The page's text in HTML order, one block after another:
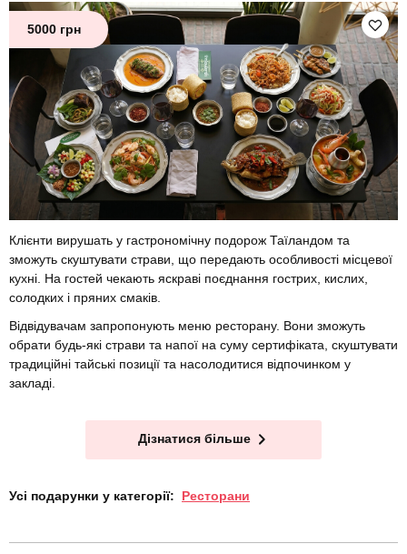
5000 грн
Клієнти вирушать у гастрономічну подорож Таїландом та
зможуть скуштувати страви, що передають особливості місцевої
кухні. На гостей чекають яскраві поєднання гострих, кислих,
солодких і пряних смаків.
Відвідувачам запропонують меню ресторану. Вони зможуть
обрати будь-які страви та напої на суму сертифіката, скуштувати
традиційні тайські позиції та насолодитися відпочинком у
закладі.
Дізнатися більше
Усі подарунки у категорії: Ресторани